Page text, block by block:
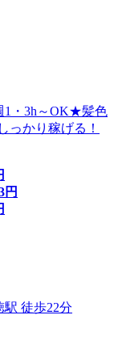
1・3h～OK★髪色
っかり稼げる！
円
徒歩22分